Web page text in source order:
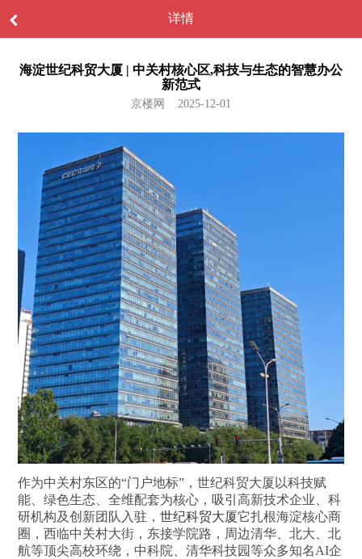
详情
海淀世纪科贸大厦 | 中关村核心区,科技与生态的智慧办公
新范式
京楼网 2025-12-01
作为中关村东区的“门户地标”，世纪科贸大厦以科技赋
能、绿色生态、全维配套为核心，吸引高新技术企业、科
研机构及创新团队入驻，世纪科贸大厦它扎根海淀核心商
圈，西临中关村大街，东接学院路，周边清华、北大、北
航等顶尖高校环绕，中科院、清华科技园等众多知名AI企